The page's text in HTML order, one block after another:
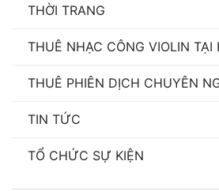
THỜI TRANG
THUÊ NHẠC CÔNG VIOLIN TẠI
THUÊ PHIÊN DỊCH CHUYÊN
TIN TỨC
TỔ CHỨC SỰ KIỆN